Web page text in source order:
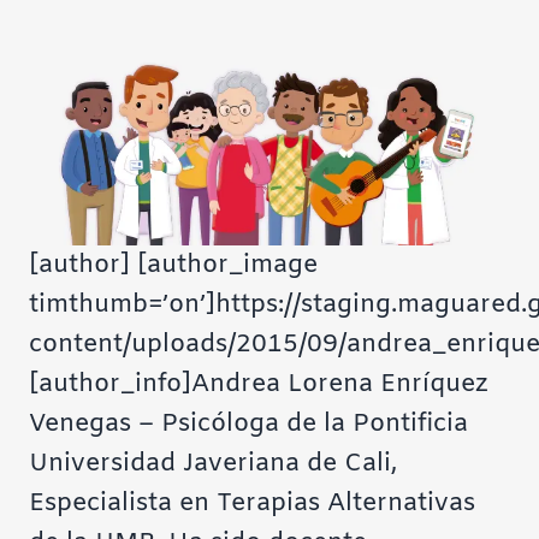
[author] [author_image
timthumb=’on’]https://
content/uploads/2015/09/
[author_info]Andrea Lorena Enríquez
Venegas – Psicóloga de la Pontificia
Universidad Javeriana de Cali,
Especialista en Terapias Alternativas